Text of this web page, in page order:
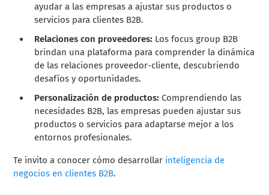
ayudar a las empresas a ajustar sus productos o
servicios para clientes B2B.
Relaciones con proveedores: Los focus group B2B
brindan una plataforma para comprender la dinámica
de las relaciones proveedor-cliente, descubriendo
desafíos y oportunidades.
Personalización de productos: Comprendiendo las
necesidades B2B, las empresas pueden ajustar sus
productos o servicios para adaptarse mejor a los
entornos profesionales.
Te invito a conocer cómo desarrollar inteligencia de
negocios en clientes B2B.